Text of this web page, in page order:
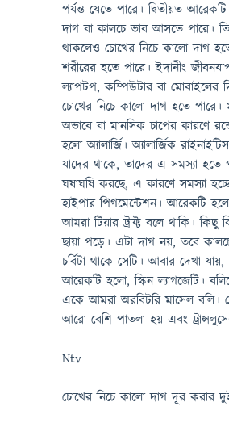
পর্যন্ত যেতে পারে। দ্বিতীয়ত
দাগ বা কালচে ভাব আসতে পারে।
থাকলেও চোখের নিচে কালো দাগ
শরীরের হতে পারে। ইদানীং
ল্যাপটপ, কম্পিউটার বা মোবাইলের
চোখের নিচে কালো দাগ হতে
অভাবে বা মানসিক চাপের কারণে
হলো অ্যালার্জি। অ্যালার্জিক
যাদের থাকে, তাদের এ সমস্যা হতে
ঘষাঘষি করছে, এ কারণে সমস্যা
হাইপার পিগমেন্টেশন। আরেকটি
আমরা টিয়ার ট্রাফ্ট বলে থাকি।
ছায়া পড়ে। এটা দাগ নয়, তবে
চর্বিটা থাকে সেটি। আবার দেখা
আরেকটি হলো, স্কিন ল্যাগজেটি।
একে আমরা অরবিটরি মাসেল বলি।
আরো বেশি পাতলা হয় এবং
Ntv
চোখের নিচে কালো দাগ দূর করার